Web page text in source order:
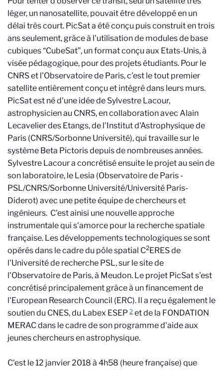
léger, un nanosatellite, pouvait être développé en un
délai très court. PicSat a été conçu puis construit en trois
ans seulement, grâce à l'utilisation de modules de base
cubiques “CubeSat”, un format conçu aux Etats-Unis, à
visée pédagogique, pour des projets étudiants. Pour le
CNRS et l'Observatoire de Paris, c'est le tout premier
satellite entièrement conçu et intégré dans leurs murs.
PicSat est né d'une idée de Sylvestre Lacour,
astrophysicien au CNRS, en collaboration avec Alain
Lecavelier des Etangs, de l'Institut d'Astrophysique de
Paris (CNRS/Sorbonne Université), qui travaille sur le
système Beta Pictoris depuis de nombreuses années.
Sylvestre Lacour a concrétisé ensuite le projet au sein de
son laboratoire, le Lesia (Observatoire de Paris -
PSL/CNRS/Sorbonne Université/Université Paris-
Diderot) avec une petite équipe de chercheurs et
ingénieurs. C'est ainisi une nouvelle approche
instrumentale qui s'amorce pour la recherche spatiale
française. Les développements technologiques se sont
opérés dans le cadre du pôle spatial C2ERES de
l'Université de recherche PSL, sur le site de
l'Observatoire de Paris, à Meudon. Le projet PicSat s'est
concrétisé principalement grâce à un financement de
l'European Research Council (ERC). Il a reçu également le
soutien du CNES, du Labex ESEP 2 et de la FONDATION
MERAC dans le cadre de son programme d'aide aux
jeunes chercheurs en astrophysique.
C'est le 12 janvier 2018 à 4h58 (heure française) que